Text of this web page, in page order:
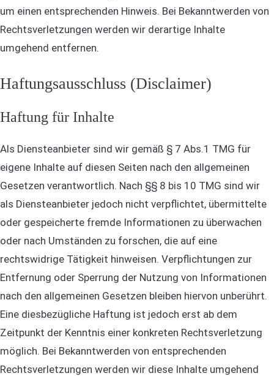
um einen entsprechenden Hinweis. Bei Bekanntwerden von
Rechtsverletzungen werden wir derartige Inhalte
umgehend entfernen.
Haftungsausschluss (Disclaimer)
Haftung für Inhalte
Als Diensteanbieter sind wir gemäß § 7 Abs.1 TMG für
eigene Inhalte auf diesen Seiten nach den allgemeinen
Gesetzen verantwortlich. Nach §§ 8 bis 10 TMG sind wir
als Diensteanbieter jedoch nicht verpflichtet, übermittelte
oder gespeicherte fremde Informationen zu überwachen
oder nach Umständen zu forschen, die auf eine
rechtswidrige Tätigkeit hinweisen. Verpflichtungen zur
Entfernung oder Sperrung der Nutzung von Informationen
nach den allgemeinen Gesetzen bleiben hiervon unberührt.
Eine diesbezügliche Haftung ist jedoch erst ab dem
Zeitpunkt der Kenntnis einer konkreten Rechtsverletzung
möglich. Bei Bekanntwerden von entsprechenden
Rechtsverletzungen werden wir diese Inhalte umgehend